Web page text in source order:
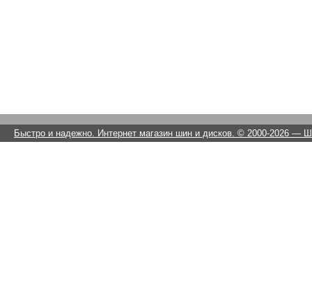
Быстро и надежно. Интернет магазин шин и дисков. © 2000-2026 —